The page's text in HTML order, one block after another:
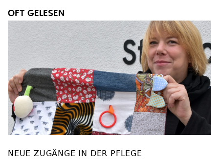
OFT GELESEN
NEUE ZUGÄNGE IN DER PFLEGE